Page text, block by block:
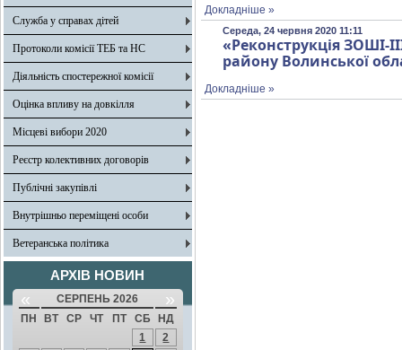
Служба у справах дітей
Протоколи комісії ТЕБ та НС
Діяльність спостережної комісії
Оцінка впливу на довкілля
Місцеві вибори 2020
Реєстр колективних договорів
Публічні закупівлі
Внутрішньо переміщені особи
Ветеранська політика
АРХІВ НОВИН
« СЕРПЕНЬ 2026 »
ПН ВТ СР ЧТ ПТ СБ
НД
1
2
Докладніше »
Середа, 24 червня 2020 11:11
«Реконструкція ЗОШІ-
району Волинської
Докладніше »